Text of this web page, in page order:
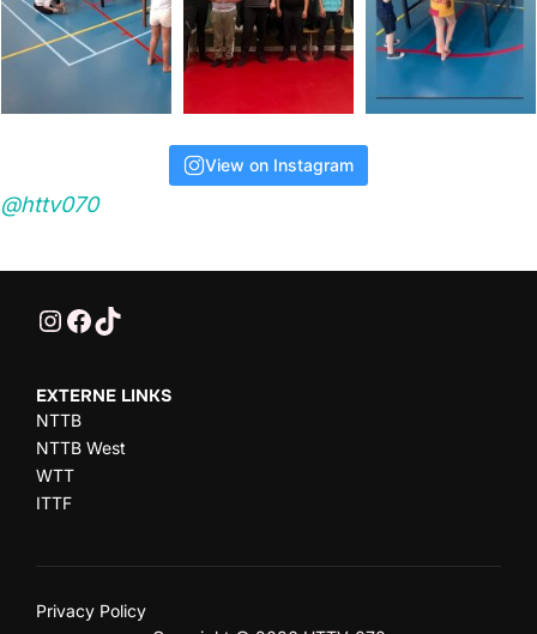
View on Instagram
@httv070
@HTTV070
HTTV-070
HTTV-070
EXTERNE LINKS
NTTB
NTTB West
WTT
ITTF
Privacy Policy